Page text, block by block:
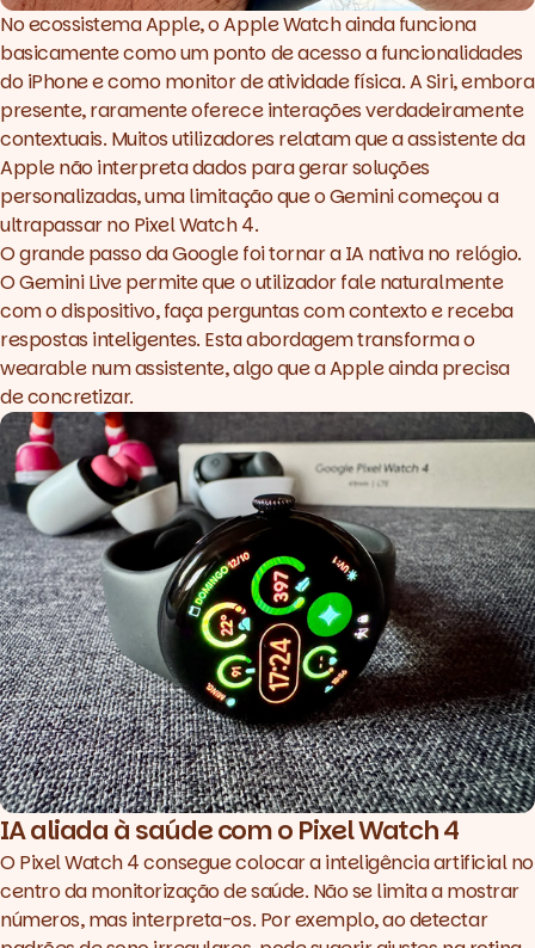
No ecossistema Apple, o Apple Watch ainda funciona
basicamente como um ponto de acesso a funcionalidades
do iPhone e como monitor de atividade física. A Siri, embora
presente, raramente oferece interações verdadeiramente
contextuais. Muitos utilizadores relatam que a assistente da
Apple não interpreta dados para gerar soluções
personalizadas, uma limitação que o Gemini começou a
ultrapassar no Pixel Watch 4.
O grande passo da Google foi tornar a IA nativa no relógio.
O Gemini Live permite que o utilizador fale naturalmente
com o dispositivo, faça perguntas com contexto e receba
respostas inteligentes. Esta abordagem transforma o
wearablenum assistente, algo que a Apple ainda precisa
de concretizar.
IA aliada à saúde com o Pixel Watch 4
O Pixel Watch 4 consegue colocar a inteligência artificial no
centro da monitorização de saúde. Não se limita a mostrar
números, mas interpreta-os. Por exemplo, ao detectar